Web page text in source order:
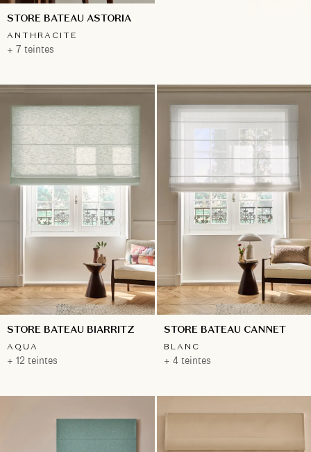
STORE BATEAU ASTORIA
ANTHRACITE
+ 7 teintes
STORE BATEAU BIARRITZ
AQUA
+ 12 teintes
STORE BATEAU CANNET
BLANC
+ 4 teintes